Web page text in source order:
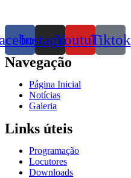
InstagramYoutubeTiktok
Navegação
Página Inicial
Notícias
Galeria
Links úteis
Programação
Locutores
Downloads